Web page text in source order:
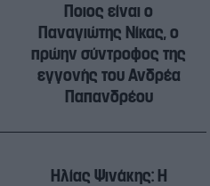
Ποιος είναι ο
Παναγιώτης Νίκας, ο
πρώην σύντροφος της
εγγονής του Ανδρέα
Παπανδρέου
Ηλίας Ψινάκης: Η